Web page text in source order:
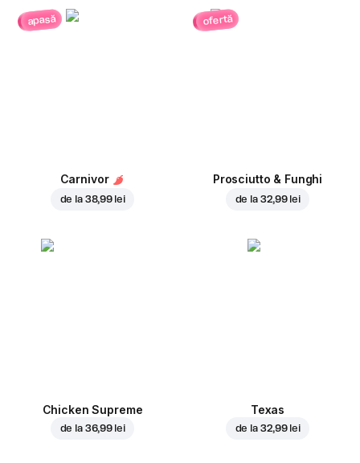
apasă
Carnivor
de la 38,99 lei
ofertă
Prosciutto & Funghi
de la 32,99 lei
Chicken Supreme
de la 36,99 lei
Texas
de la 32,99 lei